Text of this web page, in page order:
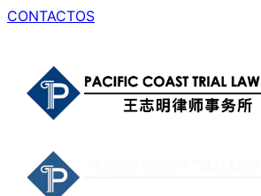
CONTACTOS